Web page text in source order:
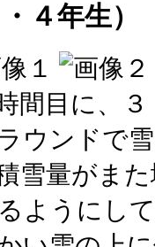
４年生）
間目に、３
ウンドで
雪量がま
ようにし